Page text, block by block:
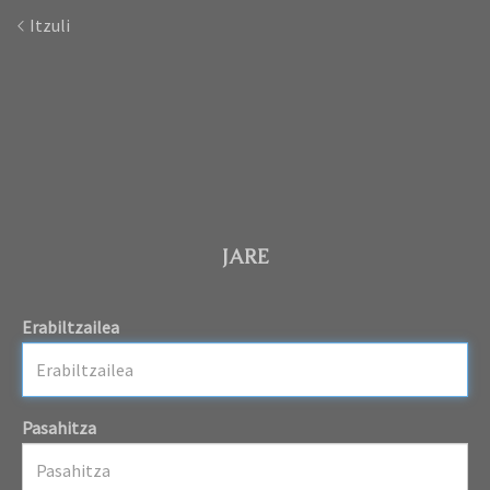
Itzuli
JARE
Erabiltzailea
Pasahitza